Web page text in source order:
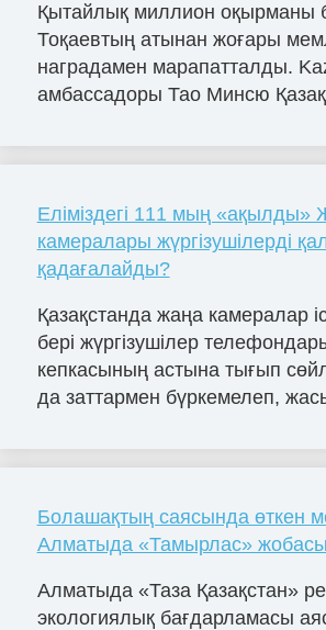
Қытайлық миллион оқырманы
Тоқаевтың атынан жоғары
наградамен марапатталды.
амбассадоры Тао Минсю
Еліміздегі 111 мың «ақылды»
камералары жүргізушілерді
қадағалайды?
Қазақстанда жаңа камералар
бері жүргізушілер
кепкасының астына тығып
да заттармен бүркемелеп,
Болашақтың саясында өткен
Алматыда «Тамырлас»
Алматыда «Таза Қазақстан»
экологиялық бағдарламасы